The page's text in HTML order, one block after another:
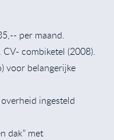
per maand.
combiketel (2008).
voor belangerijke
ingesteld
dak" met